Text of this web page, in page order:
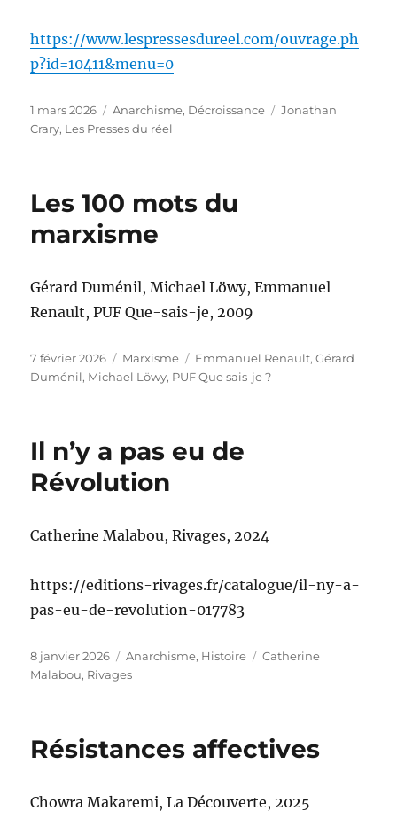
https://www.lespressesdureel.com/ouvrage.ph
p?id=10411&menu=0
Publié
le
1 mars 2026 Catégories
Anarchisme, Décroissance Étiquettes
Jonathan
Crary, Les Presses du réel
Les 100 mots du
marxisme
Gérard Duménil, Michael Löwy, Emmanuel
Renault, PUF Que-sais-je, 2009
Publié
le
7 février 2026 Catégories
Marxisme Étiquettes
Emmanuel Renault,Gérard
Duménil, Michael Löwy, PUF Que sais-je ?
Il n’y a pas eu de
Révolution
Catherine Malabou, Rivages, 2024
https://editions-rivages.fr/catalogue/il-ny-a-
pas-eu-de-revolution-017783
Publié
le
8 janvier 2026 Catégories
Anarchisme, Histoire Étiquettes
Catherine
Malabou, Rivages
Résistances affectives
Chowra Makaremi, La Découverte, 2025